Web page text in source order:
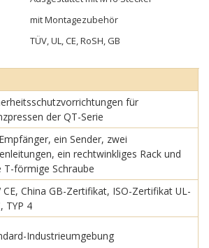
mit Montagezubehör
TÜV, UL, CE, RoSH, GB
für
der QT-Serie
ein Sender, zwei
ein rechtwinkliges Rack und
T-förmige Schraube
CE, China GB-Zertifikat, ISO-Zertifikat UL-
TYP 4
Industrieumgebung